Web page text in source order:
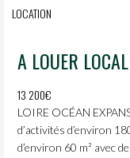
LOCATION
A LOUER
13 200€
LOIRE OCÉAN
d’activités d’environ
d’environ 60 m² avec